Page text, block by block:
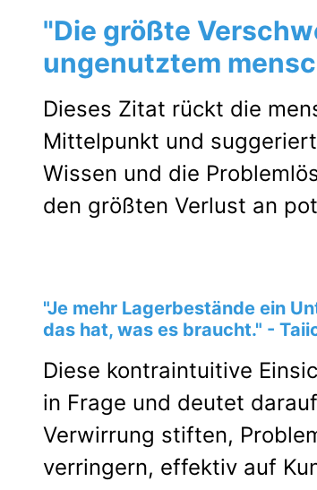
"Die größte
ungenutztem
Dieses Zitat rückt die
Mittelpunkt und
Wissen und die
den größten Verlust an
"Je mehr Lagerbestände ein
das hat, was es braucht." -
Diese kontraintuitive
in Frage und deutet
Verwirrung stiften,
verringern, effektiv auf